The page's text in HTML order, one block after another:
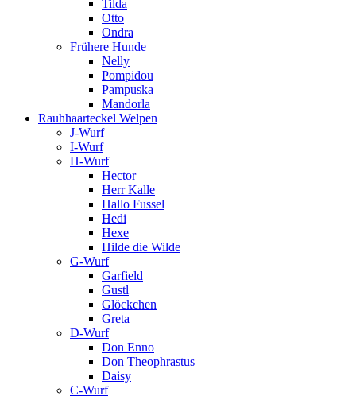
Tilda
Otto
Ondra
Frühere Hunde
Nelly
Pompidou
Pampuska
Mandorla
Rauhhaarteckel Welpen
J-Wurf
I-Wurf
H-Wurf
Hector
Herr Kalle
Hallo Fussel
Hedi
Hexe
Hilde die Wilde
G-Wurf
Garfield
Gustl
Glöckchen
Greta
D-Wurf
Don Enno
Don Theophrastus
Daisy
C-Wurf